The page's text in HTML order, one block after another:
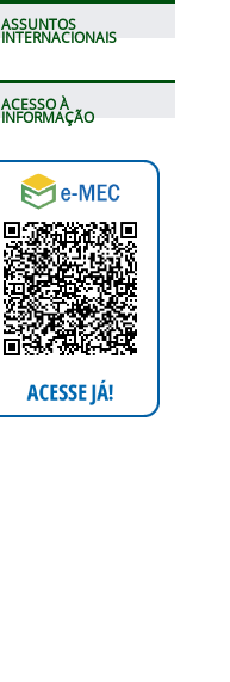
ASSUNTOS
INTERNACIONAIS
ACESSO À
INFORMAÇÃO